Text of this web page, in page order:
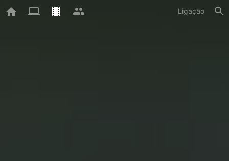
Ligação